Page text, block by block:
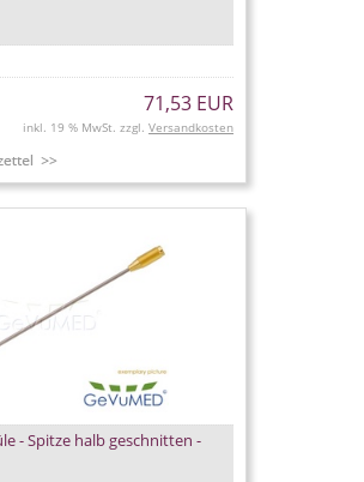
71,53 EUR
inkl. 19 % MwSt. zzgl. Versandkosten
- Spitze halb geschnitten -